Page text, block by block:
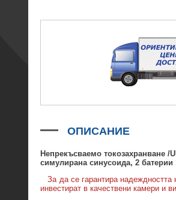
ОПИСАНИЕ
Непрекъсваемо токозахранване /
симулирана синусоида, 2 батерии
За да се гарантира надеждността
инвестират в качествени камери и